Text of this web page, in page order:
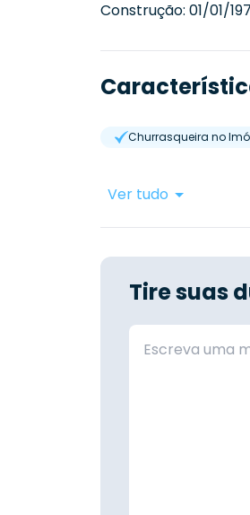
Construção: 01/01/
Churrasqueira no
Ver tudo
Tire suas